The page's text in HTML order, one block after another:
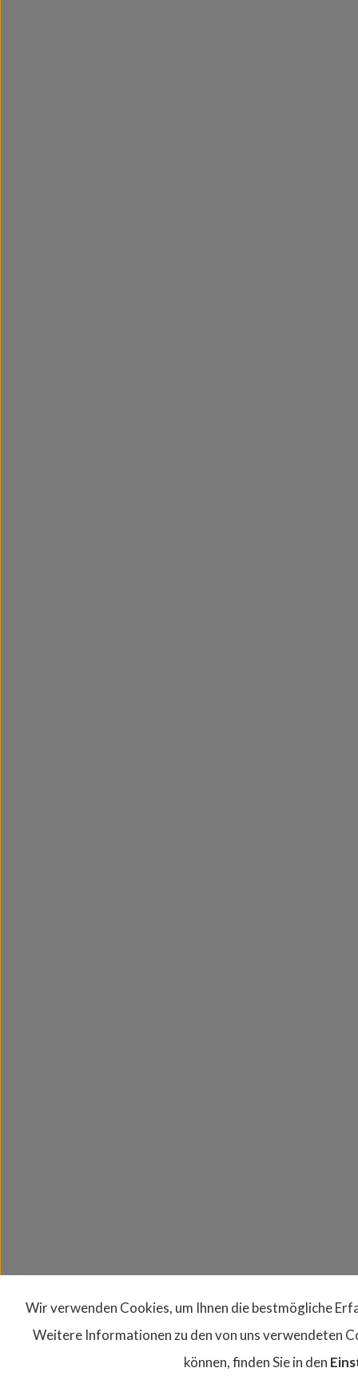
Wir verwenden Cookies, um Ihnen die bestmögliche
Weitere Informationen zu den von uns verwendeten
können, finden Sie in den